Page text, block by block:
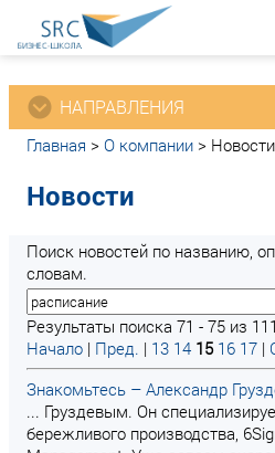
НАПРАВЛЕНИЯ
Главная > О компании > Новости
Новости
Поиск новостей по названию,
словам.
Результаты поиска 71 - 75 из 111
Начало | Пред. | 13 14 15 16 17 |
Знакомьтесь – Александр
... Груздевым. Он
бережливого производства,